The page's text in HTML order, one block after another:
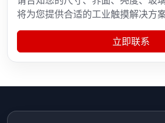
将为您提供合适的工业触摸解决方
立即联系